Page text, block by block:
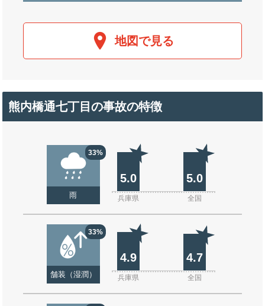
地図で見る
熊内橋通七丁目の事故の特徴
33%
雨
5.0 5.0
兵庫県 全国
33%
舗装（湿潤）
4.9 4.7
兵庫県 全国